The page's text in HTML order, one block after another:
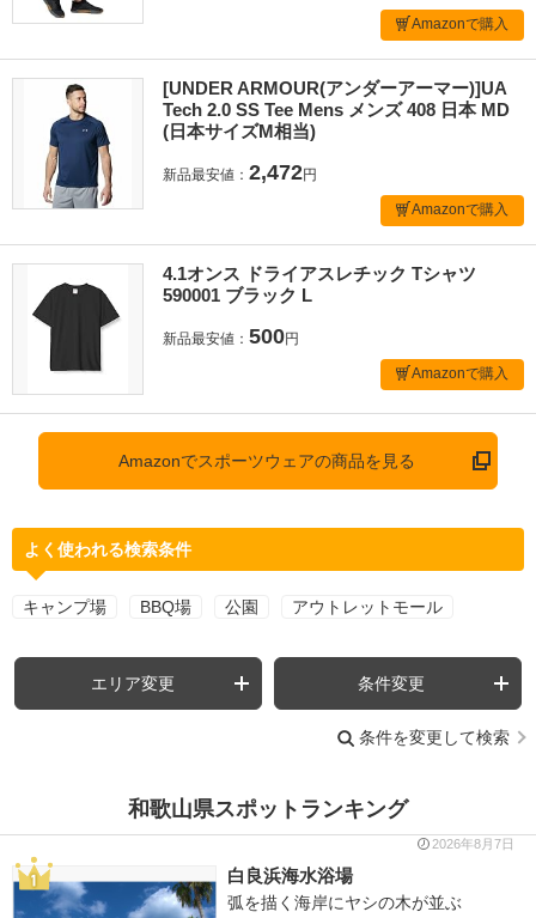
Amazonで購入
[UNDER ARMOUR(アンダーアーマー)]UA
Tech 2.0 SS Tee Mens メンズ 408 日本 MD
(日本サイズM相当)
新品最安値： 2,472円
Amazonで購入
4.1オンス ドライアスレチック Tシャツ
590001 ブラック L
新品最安値： 500円
Amazonで購入
Amazonでスポーツウェアの商品を見る
よく使われる検索条件
キャンプ場 BBQ場 公園 アウトレットモール
エリア変更 条件変更
条件を変更して検索
和歌山県スポットランキング
2026年8月7日
白良浜海水浴場
弧を描く海岸にヤシの木が並ぶ